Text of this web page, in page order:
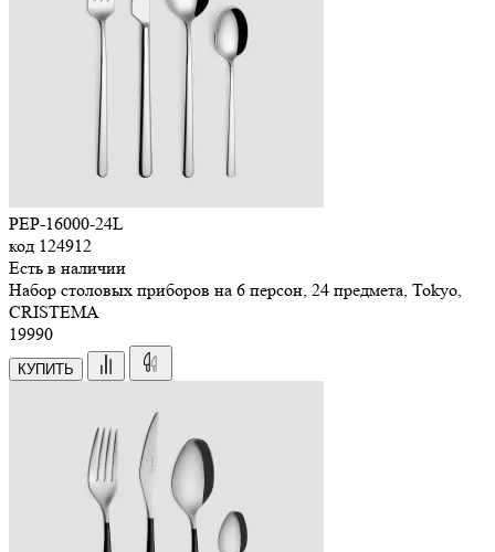
PEP-16000-24L
код 124912
Есть в наличии
Набор столовых приборов на 6 персон, 24 предмета, Tokyo,
CRISTEMA
19990
КУПИТЬ